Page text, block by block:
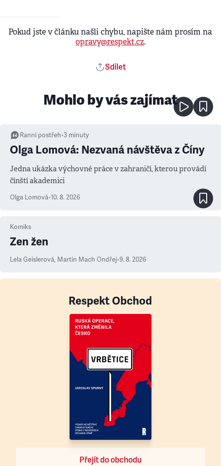
Pokud jste v článku našli chybu, napište nám prosím na
opravy@respekt.cz.
Sdílet
Mohlo by vás zajímat
Ranní postřeh•3 minuty
Olga Lomová: Nezvaná návštěva z Číny
Jedna ukázka výchovné práce v zahraničí, kterou provádí
čínští akademici
Olga Lomová•10. 8. 2026
Komiks
Zen žen
Lela Geislerová, Martin Mach Ondřej•9. 8. 2026
Respekt Obchod
Přejít do obchodu